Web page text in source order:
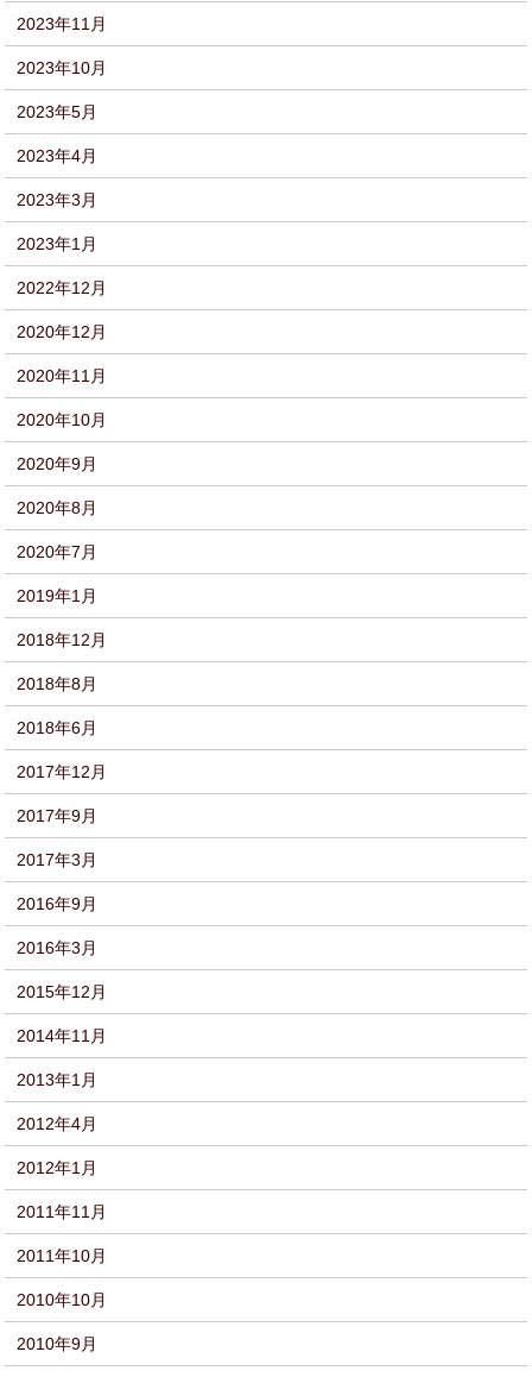
2023年11月
2023年10月
2023年5月
2023年4月
2023年3月
2023年1月
2022年12月
2020年12月
2020年11月
2020年10月
2020年9月
2020年8月
2020年7月
2019年1月
2018年12月
2018年8月
2018年6月
2017年12月
2017年9月
2017年3月
2016年9月
2016年3月
2015年12月
2014年11月
2013年1月
2012年4月
2012年1月
2011年11月
2011年10月
2010年10月
2010年9月